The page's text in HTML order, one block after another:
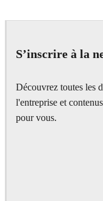
S’inscrire à la
Découvrez toutes les
l'entreprise et
pour vous.